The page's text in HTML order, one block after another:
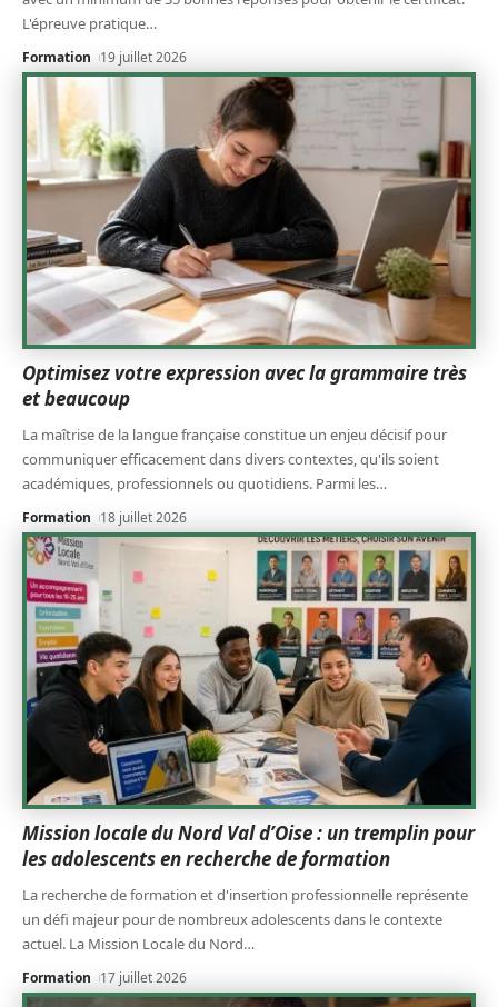
L'épreuve pratique…
Formation 19 juillet 2026
Optimisez votre expression avec la grammaire très
et beaucoup
La maîtrise de la langue française constitue un enjeu décisif pour
communiquer efficacement dans divers contextes, qu'ils soient
académiques, professionnels ou quotidiens. Parmi les…
Formation 18 juillet 2026
Mission locale du Nord Val d’Oise : un tremplin pour
les adolescents en recherche de formation
La recherche de formation et d'insertion professionnelle représente
un défi majeur pour de nombreux adolescents dans le contexte
actuel. La Mission Locale du Nord…
Formation 17 juillet 2026